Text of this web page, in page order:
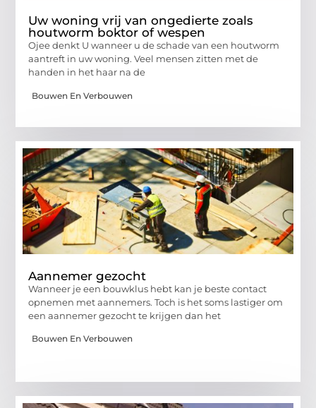
Uw woning vrij van ongedierte zoals
houtworm boktor of wespen
Ojee denkt U wanneer u de schade van een houtworm
aantreft in uw woning. Veel mensen zitten met de
handen in het haar na de
Bouwen En Verbouwen
Aannemer gezocht
Wanneer je een bouwklus hebt kan je beste contact
opnemen met aannemers. Toch is het soms lastiger om
een aannemer gezocht te krijgen dan het
Bouwen En Verbouwen